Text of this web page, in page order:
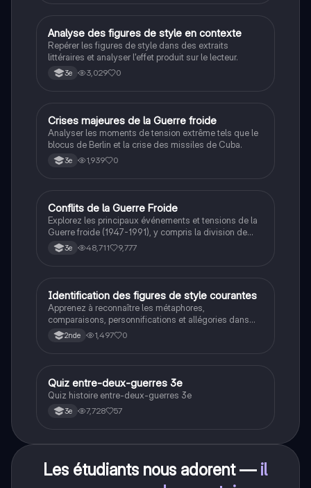
étudiants en philosophie cherchant à approfondir leur
compréhension des enjeux éthiques et existentiels.
AFrançais
Analyse des figures de style en contexte
Repérer les figures de style dans des extraits
littéraires et analyser l'effet produit sur le lecteur.
3e 3,029 0
CHistoire
Crises majeures de la Guerre froide
Analyser les moments de tension extrême tels que le
blocus de Berlin et la crise des missiles de Cuba.
3e 1,939 0
Histoire
Conflits de la Guerre Froide
Explorez les principaux événements et tensions de la
Guerre froide (1947-1991), y compris la division de
l'Allemagne, la crise de Cuba, la guerre du Vietnam, et
la course à l'espace. Cette fiche de révision couvre les
historique.
3e 48,711 9,777
IFrançais
Identification des figures de style courantes
Apprenez à reconnaître les métaphores,
comparaisons, personnifications et allégories dans
des phrases simples.
2nde 1,497 0
QHistoire
Quiz entre-deux-guerres 3e
Quiz histoire entre-deux-guerres 3e
3e 7,728 57
Les étudiants nous adorent — il